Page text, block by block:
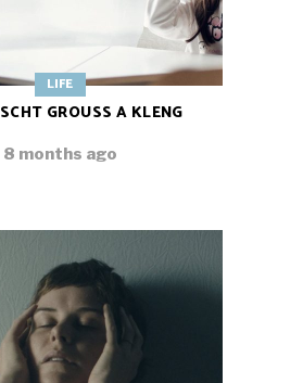
LIFE
GROUSS A KLENG
8 months ago